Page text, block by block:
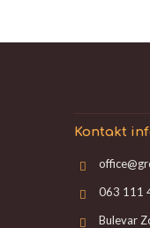
Kontakt
063 111
Bulevar